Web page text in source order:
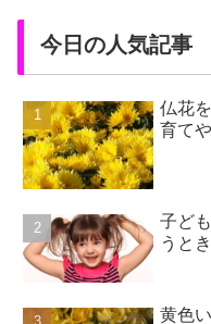
今日の人気記事
仏花
育て
子ど
うと
黄色